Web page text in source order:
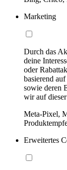
Marketing
Durch das
deine
oder
basierend
sowie deren
wir auf
Meta-Pixel,
Erweitertes